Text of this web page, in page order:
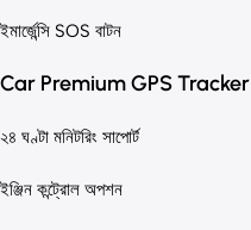
ইমার্জেন্সি SOS বাটন
Car Premium GPS Tracker
২৪ ঘণ্টা মনিটরিং সাপোর্ট
ইঞ্জিন কন্ট্রোল অপশন